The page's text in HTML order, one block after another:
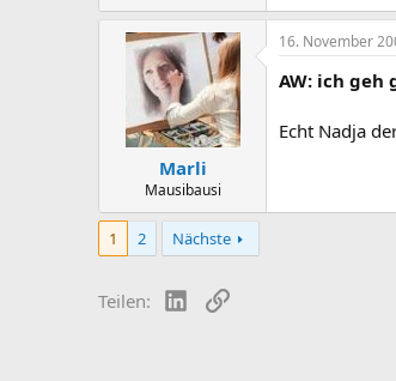
Marli
Mausibausi
16. November
AW: ich
Echt Nadja
1 2 Nächste
Teilen: LinkedIn
Link